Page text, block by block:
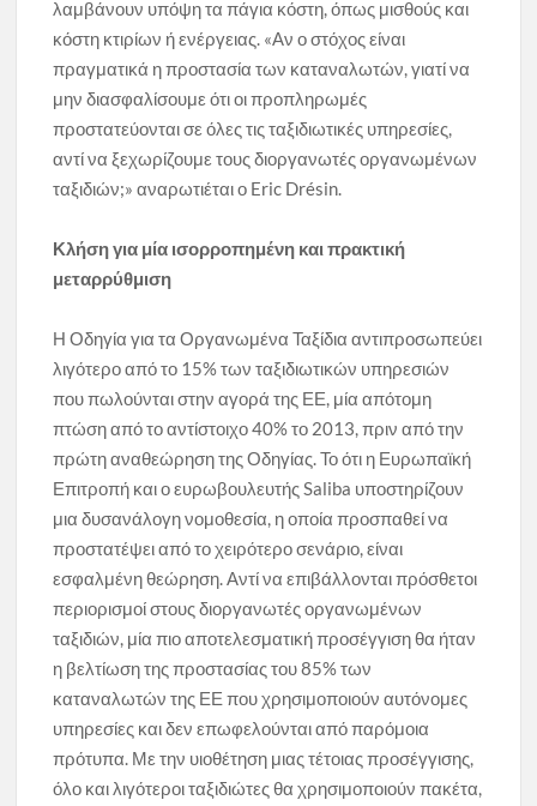
λαμβάνουν υπόψη τα πάγια κόστη, όπως μισθούς και
κόστη κτιρίων ή ενέργειας. «Αν ο στόχος είναι
πραγματικά η προστασία των καταναλωτών, γιατί να
μην διασφαλίσουμε ότι οι προπληρωμές
προστατεύονται σε όλες τις ταξιδιωτικές υπηρεσίες,
αντί να ξεχωρίζουμε τους διοργανωτές οργανωμένων
ταξιδιών;» αναρωτιέται ο Eric Drésin.
Κλήση για μία ισορροπημένη και πρακτική
μεταρρύθμιση
Η Οδηγία για τα Οργανωμένα Ταξίδια αντιπροσωπεύει
λιγότερο από το 15% των ταξιδιωτικών υπηρεσιών
που πωλούνται στην αγορά της ΕΕ, μία απότομη
πτώση από το αντίστοιχο 40% το 2013, πριν από την
πρώτη αναθεώρηση της Οδηγίας. Το ότι η Ευρωπαϊκή
Επιτροπή και ο ευρωβουλευτής Saliba υποστηρίζουν
μια δυσανάλογη νομοθεσία, η οποία προσπαθεί να
προστατέψει από το χειρότερο σενάριο, είναι
εσφαλμένη θεώρηση. Αντί να επιβάλλονται πρόσθετοι
περιορισμοί στους διοργανωτές οργανωμένων
ταξιδιών, μία πιο αποτελεσματική προσέγγιση θα ήταν
η βελτίωση της προστασίας του 85% των
καταναλωτών της ΕΕ που χρησιμοποιούν αυτόνομες
υπηρεσίες και δεν επωφελούνται από παρόμοια
πρότυπα. Με την υιοθέτηση μιας τέτοιας προσέγγισης,
όλο και λιγότεροι ταξιδιώτες θα χρησιμοποιούν πακέτα,